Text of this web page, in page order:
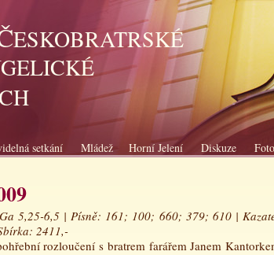
ESKOBRATRSKÉ
setkání Mládež Horní Jelení Diskuze
5,25-6,5 | Písně: 161; 100; 660; 379; 610 |
2411,-
rozloučení s bratrem farářem Janem